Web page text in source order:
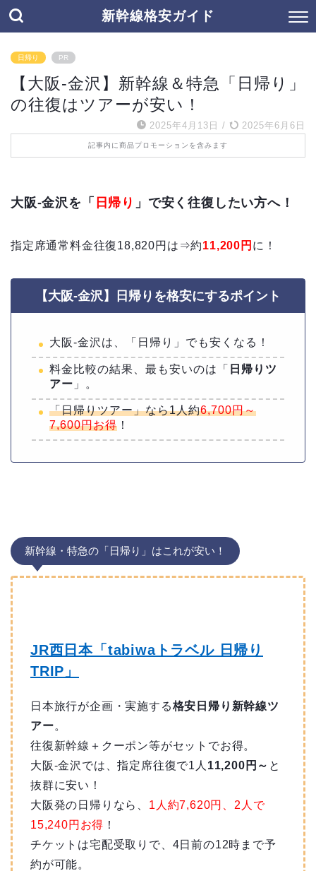
新幹線格安ガイド
日帰り PR
【大阪-金沢】新幹線＆特急「日帰り」
の往復はツアーが安い！
2025年4月13日 / 2025年6月6日
記事内に商品プロモーションを含みます
大阪-金沢を「 日帰り 」で安く往復したい方へ！
指定席通常料金往復18,820円は⇒約11,200円 に！
【大阪-金沢】日帰りを格安にするポイント
大阪-金沢は、「日帰り」でも安くなる！
料金比較の結果、最も安いのは「
日帰りツ
アー 」。
「日帰りツアー」なら1人約6,700円～
7,600円お得 ！
新幹線・特急の「日帰り」はこれが安い！
JR西日本「tabiwaトラベル 日帰り
TRIP」
日本旅行が企画・実施する格安日帰り新幹線ツ
アー。
往復新幹線＋クーポン等がセットでお得。
大阪-金沢では、指定席往復で1人 11,200円～ と
抜群に安い！
大阪発の日帰りなら、 1人約7,620円、2人で
15,240円お得 ！
チケットは宅配受取りで、4日前の12時まで予
約が可能。